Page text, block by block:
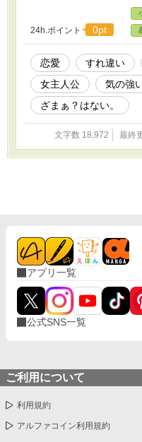
24h.ポイント 0pt
恋愛 すれ違い
女主人公
気の強
ざまぁ？はない。
文字数 18,972 最終
アプリ一覧
公式SNS一覧
ご利用について
利用規約
アルファコイン利用規約